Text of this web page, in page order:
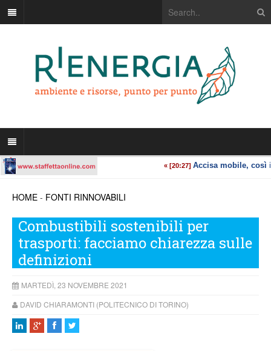
HOME - FONTI RINNOVABILI
Combustibili sostenibili per
trasporti: facciamo chiarezza sulle
definizioni
MARTEDÌ, 23 NOVEMBRE 2021
DAVID CHIARAMONTI (POLITECNICO DI TORINO)